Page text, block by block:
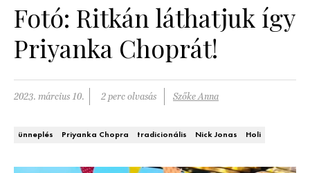
SZÉPSÉG
KULTÚRA
PSZICHÉ
ÉLETMÓD
Fotó: Ritkán láthatjuk így
Priyanka Choprát!
2023. március 10. 2 perc olvasás Szőke Anna
ünneplés Priyanka Chopra tradicionális Nick Jonas Holi